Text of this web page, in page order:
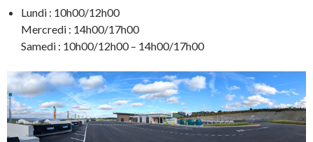
Lundi : 10h00/12h00
Mercredi : 14h00/17h00
Samedi : 10h00/12h00 – 14h00/17h00